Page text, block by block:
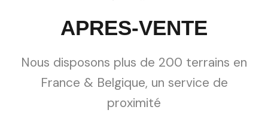
APRES-VENTE
Nous disposons plus de 200 terrains en
France & Belgique, un service de
proximité